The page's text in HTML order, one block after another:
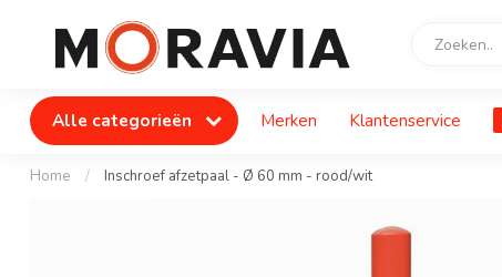
Alle categorieën Merken Klantenservice
Home / Inschroef afzetpaal - Ø 60 mm - rood/wit